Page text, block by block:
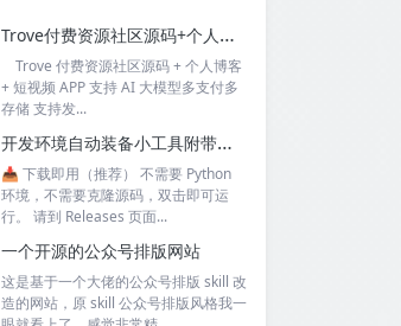
Trove付费资源社区源码+个人博客+短视频 APP 支持AI大模型多支付多存储
Trove 付费资源社区源码 + 个人博客
+ 短视频 APP 支持 AI 大模型多支付多
存储 支持发...
开发环境自动装备小工具附带源码
📥 下载即用（推荐） 不需要 Python
环境，不需要克隆源码，双击即可运
行。 请到 Releases 页面...
一个开源的公众号排版网站
这是基于一个大佬的公众号排版 skill 改
造的网站，原 skill 公众号排版风格我一